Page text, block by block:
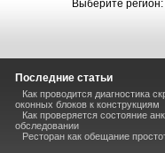
Выберите регион:
Последние статьи
Как проводится диагностика
оконных блоков к конструкциям
Как проверяется состояние
обследовании
Ресторан как обещание